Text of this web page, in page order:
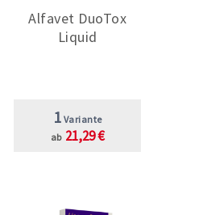
Alfavet DuoTox
Liquid
1 Variante
ab 21,29 €